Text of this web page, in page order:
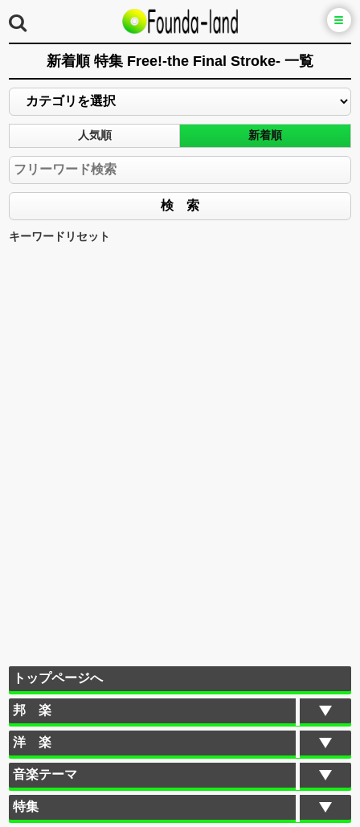
新着順 特集 Free!-the Final Stroke- 一覧
人気順 新着順
キーワードリセット
トップページへ
邦 楽
洋 楽
音楽テーマ
特集